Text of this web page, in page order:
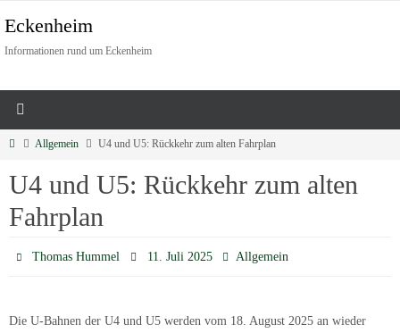
Eckenheim
Informationen rund um Eckenheim
Allgemein U4 und U5: Rückkehr zum alten Fahrplan
U4 und U5: Rückkehr zum alten
Fahrplan
Thomas Hummel 11. Juli 2025 Allgemein
Die U-Bahnen der U4 und U5 werden vom 18. August 2025 an wieder